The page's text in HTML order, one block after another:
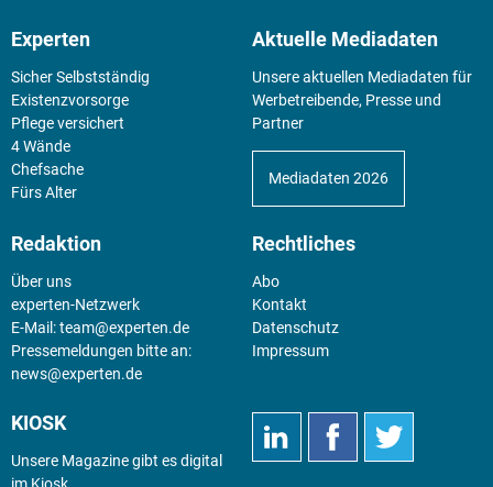
Experten
Sicher Selbstständig
Existenz­vorsorge
Pflege versichert
4 Wände
Chefsache
Fürs Alter
Aktuelle Mediadaten
Unsere aktuellen Mediadaten für
Werbetreibende, Presse und
Partner
Mediadaten 2026
Redaktion
Über uns
experten-Netzwerk
E-Mail:team@experten.de
Pressemeldungen bitte an:
news@experten.de
Rechtliches
Abo
Kontakt
Datenschutz
Impressum
KIOSK
Unsere Magazine gibt es digital
im Kiosk